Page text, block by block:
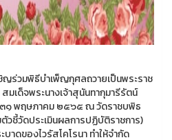
ร่วมพิธีบำเพ็ญกุศลถวายเป็นพระราช
มเด็จพระนางเจ้าสุนันทากุมารีรัตน์
๓๑ พฤษภาคม ๒๕๖๕ ณ วัดราชบพิธ
วชี้วัดประเมินผลการปฏิบัติราชการ)
าดของไวรัสโคโรนา ทำให้จำกัด